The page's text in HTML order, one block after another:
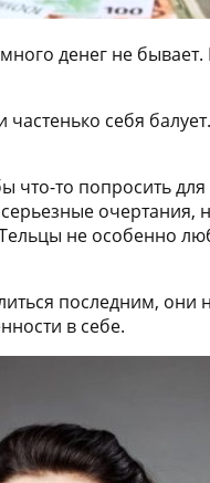
денег не бывает.
себя
то попросить
очертания,
не особенно
последним,
в себе.